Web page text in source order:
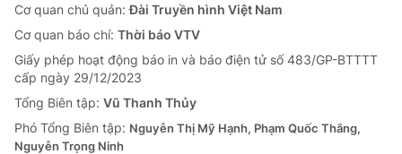
Cơ quan chủ quản:Đài Truyền hình Việt Nam
Cơ quan báo chí: Thời báo VTV
Giấy phép hoạt động báo in và báo điện tử số 483/GP-BTTTT
cấp ngày 29/12/2023
Tổng Biên tập: Vũ Thanh Thủy
Phó Tổng Biên tập: Nguyễn Thị Mỹ Hạnh, Phạm Quốc Thắng,
Nguyễn Trọng Ninh